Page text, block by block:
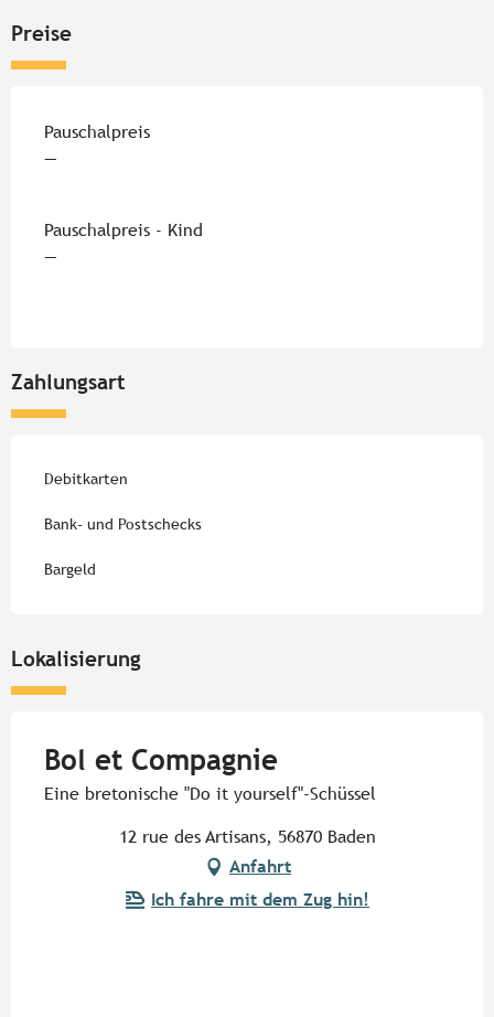
Preise
Preise 2026
Pauschalpreis
—
Pauschalpreis - Kind
—
Zahlungsart
Debitkarten
Bank- und Postschecks
Bargeld
Lokalisierung
Bol et Compagnie
Eine bretonische "Do it yourself"-Schüssel
12 rue des Artisans, 56870 Baden
Anfahrt
Ich fahre mit dem Zug hin!